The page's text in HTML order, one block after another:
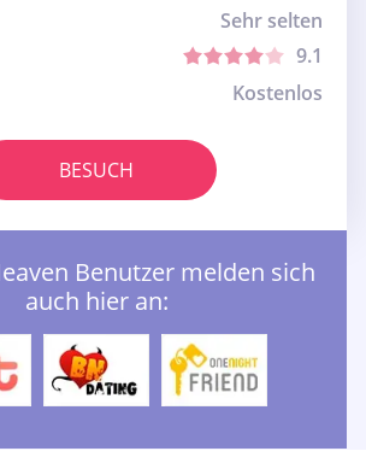
Sehr selten
9.1
Kostenlos
BESUCH
Benutzer melden sich
auch hier an: